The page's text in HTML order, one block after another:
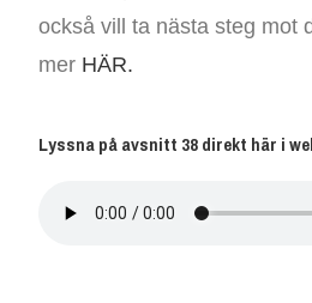
också vill ta nästa steg mot
mer HÄR.
Lyssna på avsnitt 38 direkt här i